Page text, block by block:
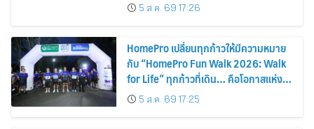
5 ส.ค. 69 17:26
HomePro เปลี่ยนทุกก้าวให้มีความหมาย
กับ “HomePro Fun Walk 2026: Walk
for Life” ทุกก้าวที่เดิน… คือโอกาสแห่ง
การมีชีวิต
5 ส.ค. 69 17:25